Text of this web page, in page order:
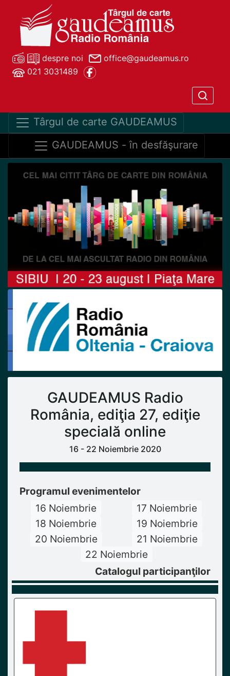
despre noi
office@gaudeamus.ro
021 3031489
Târgul de carte GAUDEAMUS
GAUDEAMUS - în desfăşurare
Previous
GAUDEAMUS Radio
România, ediţia 27, ediţie
specială online
16 - 22 Noiembrie 2020
Programul evenimentelor
16 Noiembrie
17 Noiembrie
18 Noiembrie
19 Noiembrie
20 Noiembrie
21 Noiembrie
22 Noiembrie
Catalogul participanţilor